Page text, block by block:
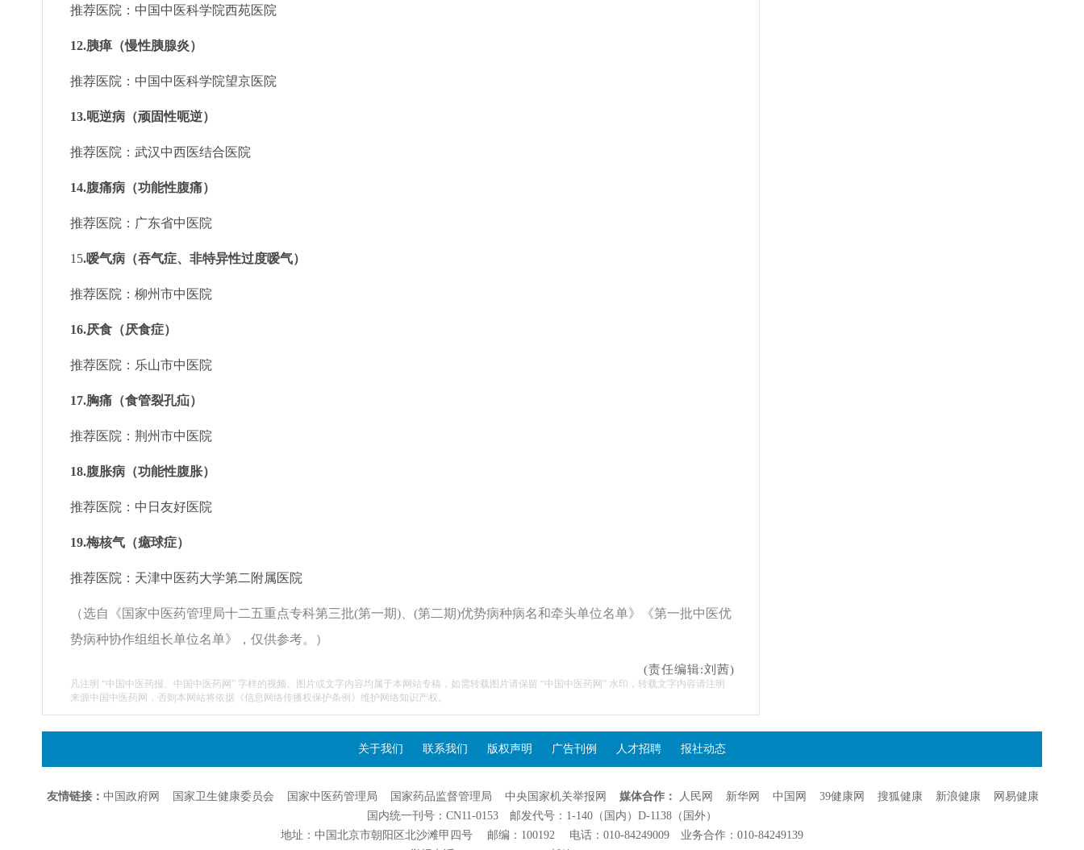
推荐医院：中国中医科学院西苑医院
12.胰瘅（慢性胰腺炎）
推荐医院：中国中医科学院望京医院
13.呃逆病（顽固性呃逆）
推荐医院：武汉中西医结合医院
14.腹痛病（功能性腹痛）
推荐医院：广东省中医院
15.嗳气病（吞气症、非特异性过度嗳气）
推荐医院：柳州市中医院
16.厌食（厌食症）
推荐医院：乐山市中医院
17.胸痛（食管裂孔疝）
推荐医院：荆州市中医院
18.腹胀病（功能性腹胀）
推荐医院：中日友好医院
19.梅核气（癔球症）
推荐医院：天津中医药大学第二附属医院
（选自《国家中医药管理局十二五重点专科第三批(第一期)、(第二期)优势病种病名和牵头单位名单》《第一批中医优
势病种协作组组长单位名单》，仅供参考。）
(责任编辑:刘茜)
凡注明 “中国中医药报、中国中医药网” 字样的视频、图片或文字内容均属于本网站专稿，如需转载图片请保留 “中国中医药网” 水印，转载文字内容请注明
来源中国中医药网，否则本网站将依据《信息网络传播权保护条例》维护网络知识产权。
关于我们 联系我们 版权声明 广告刊例 人才招聘 报社动态
友情链接： 中国政府网 国家卫生健康委员会 国家中医药管理局 国家药品监督管理局 中央国家机关举报网 媒体合作： 人民网 新华网 中国网 39健康网 搜狐健康 新浪健康
网易健康
国内统一刊号：CN11-0153 邮发代号：1-140（国内）D-1138（国外）
地址：中国北京市朝阳区北沙滩甲四号 邮编：100192 电话：010-84249009 业务合作：010-84249139